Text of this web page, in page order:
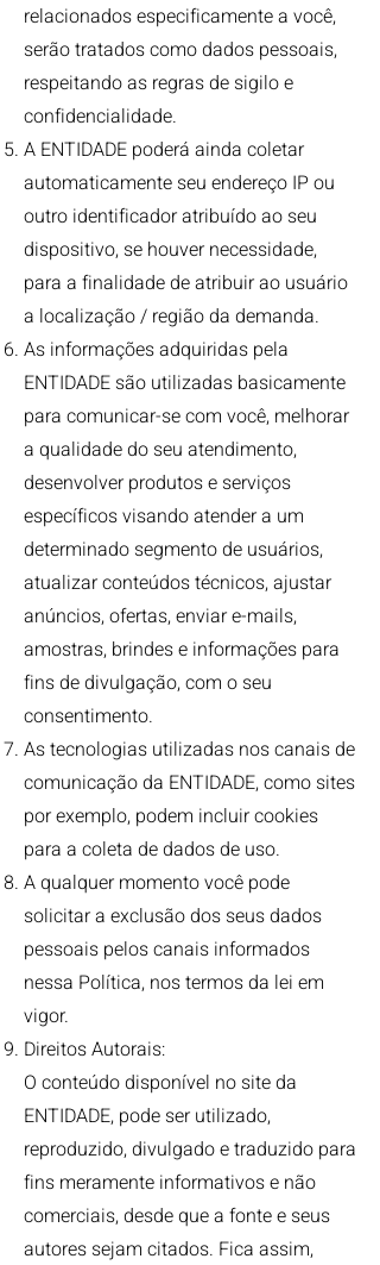
relacionados especificamente a você,
serão tratados como dados pessoais,
respeitando as regras de sigilo e
confidencialidade.
A ENTIDADE poderá ainda coletar
automaticamente seu endereço IP ou
outro identificador atribuído ao seu
dispositivo, se houver necessidade,
para a finalidade de atribuir ao usuário
a localização / região da demanda.
As informações adquiridas pela
ENTIDADE são utilizadas basicamente
para comunicar-se com você, melhorar
a qualidade do seu atendimento,
desenvolver produtos e serviços
específicos visando atender a um
determinado segmento de usuários,
atualizar conteúdos técnicos, ajustar
anúncios, ofertas, enviar e-mails,
amostras, brindes e informações para
fins de divulgação, com o seu
consentimento.
As tecnologias utilizadas nos canais de
comunicação da ENTIDADE, como sites
por exemplo, podem incluir cookies
para a coleta de dados de uso.
A qualquer momento você pode
solicitar a exclusão dos seus dados
pessoais pelos canais informados
nessa Política, nos termos da lei em
vigor.
Direitos Autorais:
O conteúdo disponível no site da
ENTIDADE, pode ser utilizado,
reproduzido, divulgado e traduzido para
fins meramente informativos e não
comerciais, desde que a fonte e seus
autores sejam citados. Fica assim,